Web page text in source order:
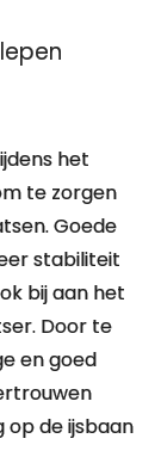
het
te zorgen
Goede
stabiliteit
bij aan het
Door te
en goed
op de ijsbaan